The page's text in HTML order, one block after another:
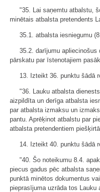
"35. Lai saņemtu atbalstu,
minētais atbalsta pretendents
35.1. atbalsta iesniegumu
35.2. darījumu
pārskatu par īstenotajiem
13. Izteikt 36. punktu šādā
"36. Lauku atbalsta
aizpildīta un derīga atbalsta
par atbalsta izmaksu un
pantu. Aprēķinot atbalstu par
atbalsta pretendentiem
14. Izteikt 40. punktu šādā
"40. Šo noteikumu 8.4.
piecus gadus pēc atbalsta
punktā minētos dokumentus
pieprasījuma uzrāda tos Lauku